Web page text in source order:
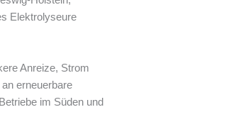
Elektrolyseure
Anreize, Strom
erneuerbare
im Süden und